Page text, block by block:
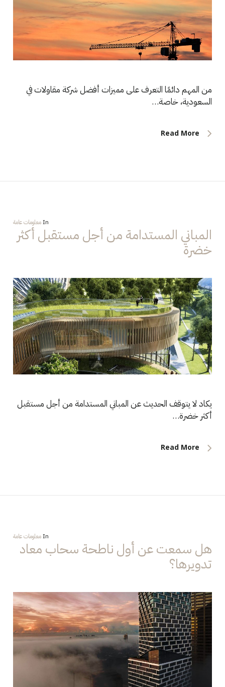
من المهم دائمًا التعرف على مميزات أفضل شركة مقاولات في
السعودية، خاصة…
Read More
Inمعلومات عامة
المباني المستدامة من أجل مستقبل أكثر
خضرة
يكاد لا يتوقف الحديث عن المباني المستدامة من أجل مستقبل
أكثر خضرة…
Read More
Inمعلومات عامة
هل سمعت عن أول ناطحة سحاب معاد
تدويرها؟